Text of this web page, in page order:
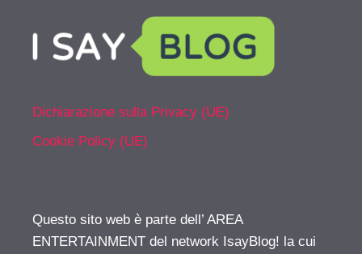
Dichiarazione sulla Privacy (UE)
Cookie Policy (UE)
Questo sito web è parte dell’ AREA
ENTERTAINMENT del network IsayBlog! la cui